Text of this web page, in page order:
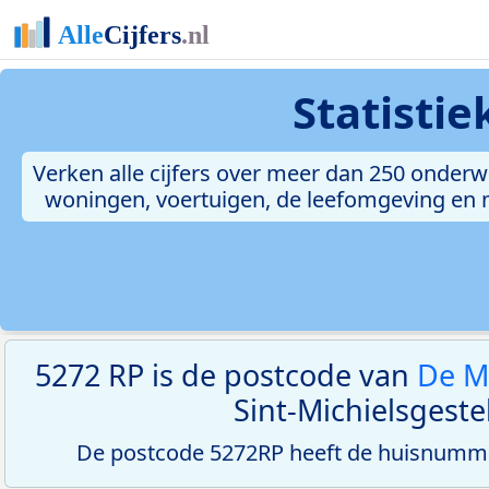
Verken alle cijfers over meer dan 250
woningen, voertuigen, de leefomgeving
5272 RP is de postcode van De
Sint-
De postcode 5272RP heeft de